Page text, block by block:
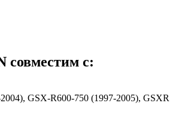
совместим с:
GSX-R600-750 (1997-2005), GSXR